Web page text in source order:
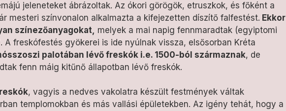
jeleneteket ábrázoltak. Az ókori görögök, etruszkok, és főként a
mesteri színvonalon alkalmazta a kifejezetten díszítő falfestést. Ekkor
színezőanyagokat, melyek a mai napig fennmaradtak (egyiptomi
A freskófestés gyökerei is ide nyúlnak vissza, elsősorban Kréta
palotában lévő freskók i.e. 1500-ból származnak, de
fenn máig kitűnő állapotban lévő freskók.
, vagyis a nedves vakolatra készült festmények váltak
templomokban és más vallási épületekben. Az igény tehát, hogy a